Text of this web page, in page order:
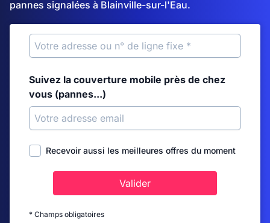
pannes signalées à Blainville-sur-l'Eau.
Suivez la couverture mobile près de chez
vous (pannes...)
Recevoir aussi les meilleures offres du moment
Valider
* Champs obligatoires